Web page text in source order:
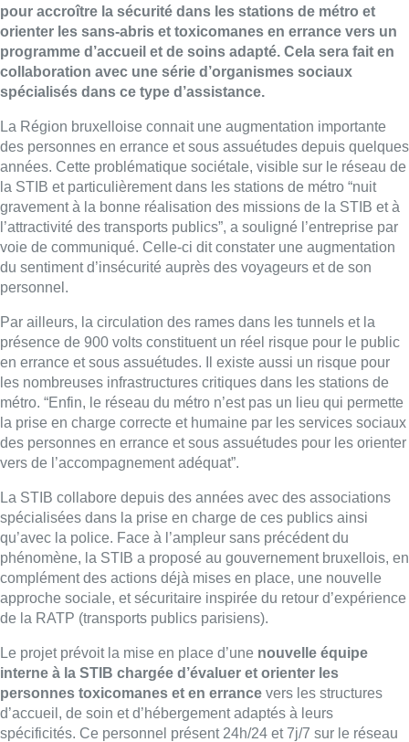
pour accroître la sécurité dans les stations de métro et
orienter les sans-abris et toxicomanes en errance vers un
programme d’accueil et de soins adapté. Cela sera fait en
collaboration avec une série d’organismes sociaux
spécialisés dans ce type d’assistance.
La Région bruxelloise connait une augmentation importante
des personnes en errance et sous assuétudes depuis quelques
années. Cette problématique sociétale, visible sur le réseau de
la STIB et particulièrement dans les stations de métro “nuit
gravement à la bonne réalisation des missions de la STIB et à
l’attractivité des transports publics”, a souligné l’entreprise par
voie de communiqué. Celle-ci dit constater une augmentation
du sentiment d’insécurité auprès des voyageurs et de son
personnel.
Par ailleurs, la circulation des rames dans les tunnels et la
présence de 900 volts constituent un réel risque pour le public
en errance et sous assuétudes. Il existe aussi un risque pour
les nombreuses infrastructures critiques dans les stations de
métro. “Enfin, le réseau du métro n’est pas un lieu qui permette
la prise en charge correcte et humaine par les services sociaux
des personnes en errance et sous assuétudes pour les orienter
vers de l’accompagnement adéquat”.
La STIB collabore depuis des années avec des associations
spécialisées dans la prise en charge de ces publics ainsi
qu’avec la police. Face à l’ampleur sans précédent du
phénomène, la STIB a proposé au gouvernement bruxellois, en
complément des actions déjà mises en place, une nouvelle
approche sociale, et sécuritaire inspirée du retour d’expérience
de la RATP (transports publics parisiens).
Le projet prévoit la mise en place d’une nouvelle équipe
interne à la STIB chargée d’évaluer et orienter les
personnes toxicomanes et en errance vers les structures
d’accueil, de soin et d’hébergement adaptés à leurs
spécificités. Ce personnel présent 24h/24 et 7j/7 sur le réseau